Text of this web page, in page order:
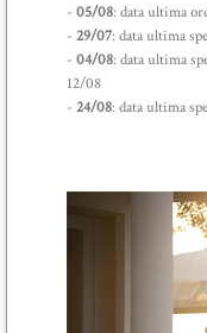
- 05/08: data ultima
- 29/07: data ultima
- 04/08: data ultima
12/08
- 24/08: data ultima